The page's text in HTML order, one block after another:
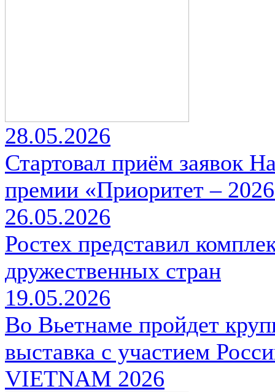
28.05.2026
Стартовал приём заявок
премии «Приоритет –
26.05.2026
Ростех представил
дружественных стран
19.05.2026
Во Вьетнаме пройдет
выставка с участием
VIETNAM 2026